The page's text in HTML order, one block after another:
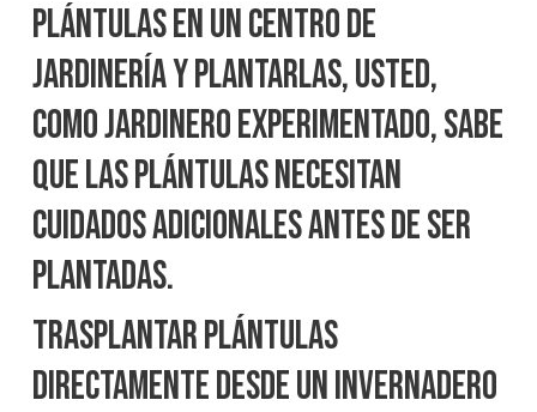
plántulas en un centro de
jardinería y plantarlas, usted,
como jardinero experimentado, sabe
que las plántulas necesitan
cuidados adicionales antes de ser
plantadas.
Trasplantar plántulas
directamente desde un invernadero